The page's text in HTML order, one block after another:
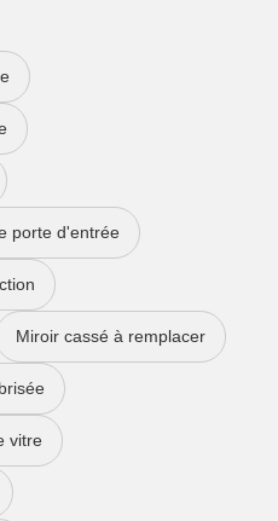
porte d'entrée
Miroir cassé à remplacer
vitre